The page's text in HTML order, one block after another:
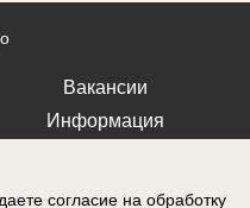
Вакансии
Информация
согласие на обработку